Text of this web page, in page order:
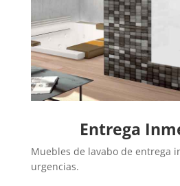
Entrega
Muebles de lavabo de entrega
urgencias.